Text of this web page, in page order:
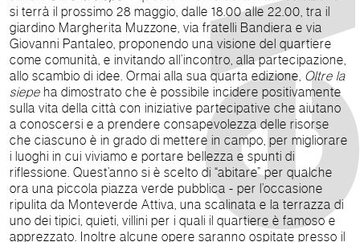
si terrà il prossimo 28 maggio, dalle 18.00 alle 22.00, tra il
giardino Margherita Muzzone, via fratelli Bandiera e via
Giovanni Pantaleo, proponendo una visione del quartiere
come comunità, e invitando all’incontro, alla partecipazione,
allo scambio di idee. Ormai alla sua quarta edizione, Oltre la
siepe ha dimostrato che è possibile incidere positivamente
sulla vita della città con iniziative partecipative che aiutano
a conoscersi e a prendere consapevolezza delle risorse
che ciascuno è in grado di mettere in campo, per migliorare
i luoghi in cui viviamo e portare bellezza e spunti di
riflessione. Quest’anno si è scelto di “abitare” per qualche
ora una piccola piazza verde pubblica - per l’occasione
ripulita da Monteverde Attiva, una scalinata e la terrazza di
uno dei tipici, quieti, villini per i quali il quartiere è famoso e
apprezzato. Inoltre alcune opere saranno ospitate presso il